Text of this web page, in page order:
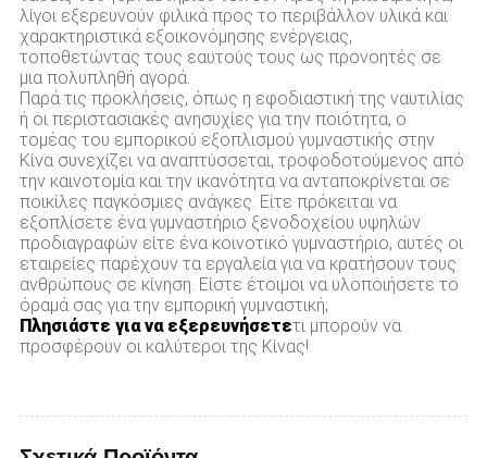
λίγοι εξερευνούν φιλικά προς το περιβάλλον υλικά και
χαρακτηριστικά εξοικονόμησης ενέργειας,
τοποθετώντας τους εαυτούς τους ως προνοητές σε
μια πολυπληθή αγορά.
Παρά τις προκλήσεις, όπως η εφοδιαστική της ναυτιλίας
ή οι περιστασιακές ανησυχίες για την ποιότητα, ο
τομέας του εμπορικού εξοπλισμού γυμναστικής στην
Κίνα συνεχίζει να αναπτύσσεται, τροφοδοτούμενος από
την καινοτομία και την ικανότητα να ανταποκρίνεται σε
ποικίλες παγκόσμιες ανάγκες. Είτε πρόκειται να
εξοπλίσετε ένα γυμναστήριο ξενοδοχείου υψηλών
προδιαγραφών είτε ένα κοινοτικό γυμναστήριο, αυτές οι
εταιρείες παρέχουν τα εργαλεία για να κρατήσουν τους
ανθρώπους σε κίνηση. Είστε έτοιμοι να υλοποιήσετε το
όραμά σας για την εμπορική γυμναστική;
Πλησιάστε για να εξερευνήσετετι μπορούν να
προσφέρουν οι καλύτεροι της Κίνας!